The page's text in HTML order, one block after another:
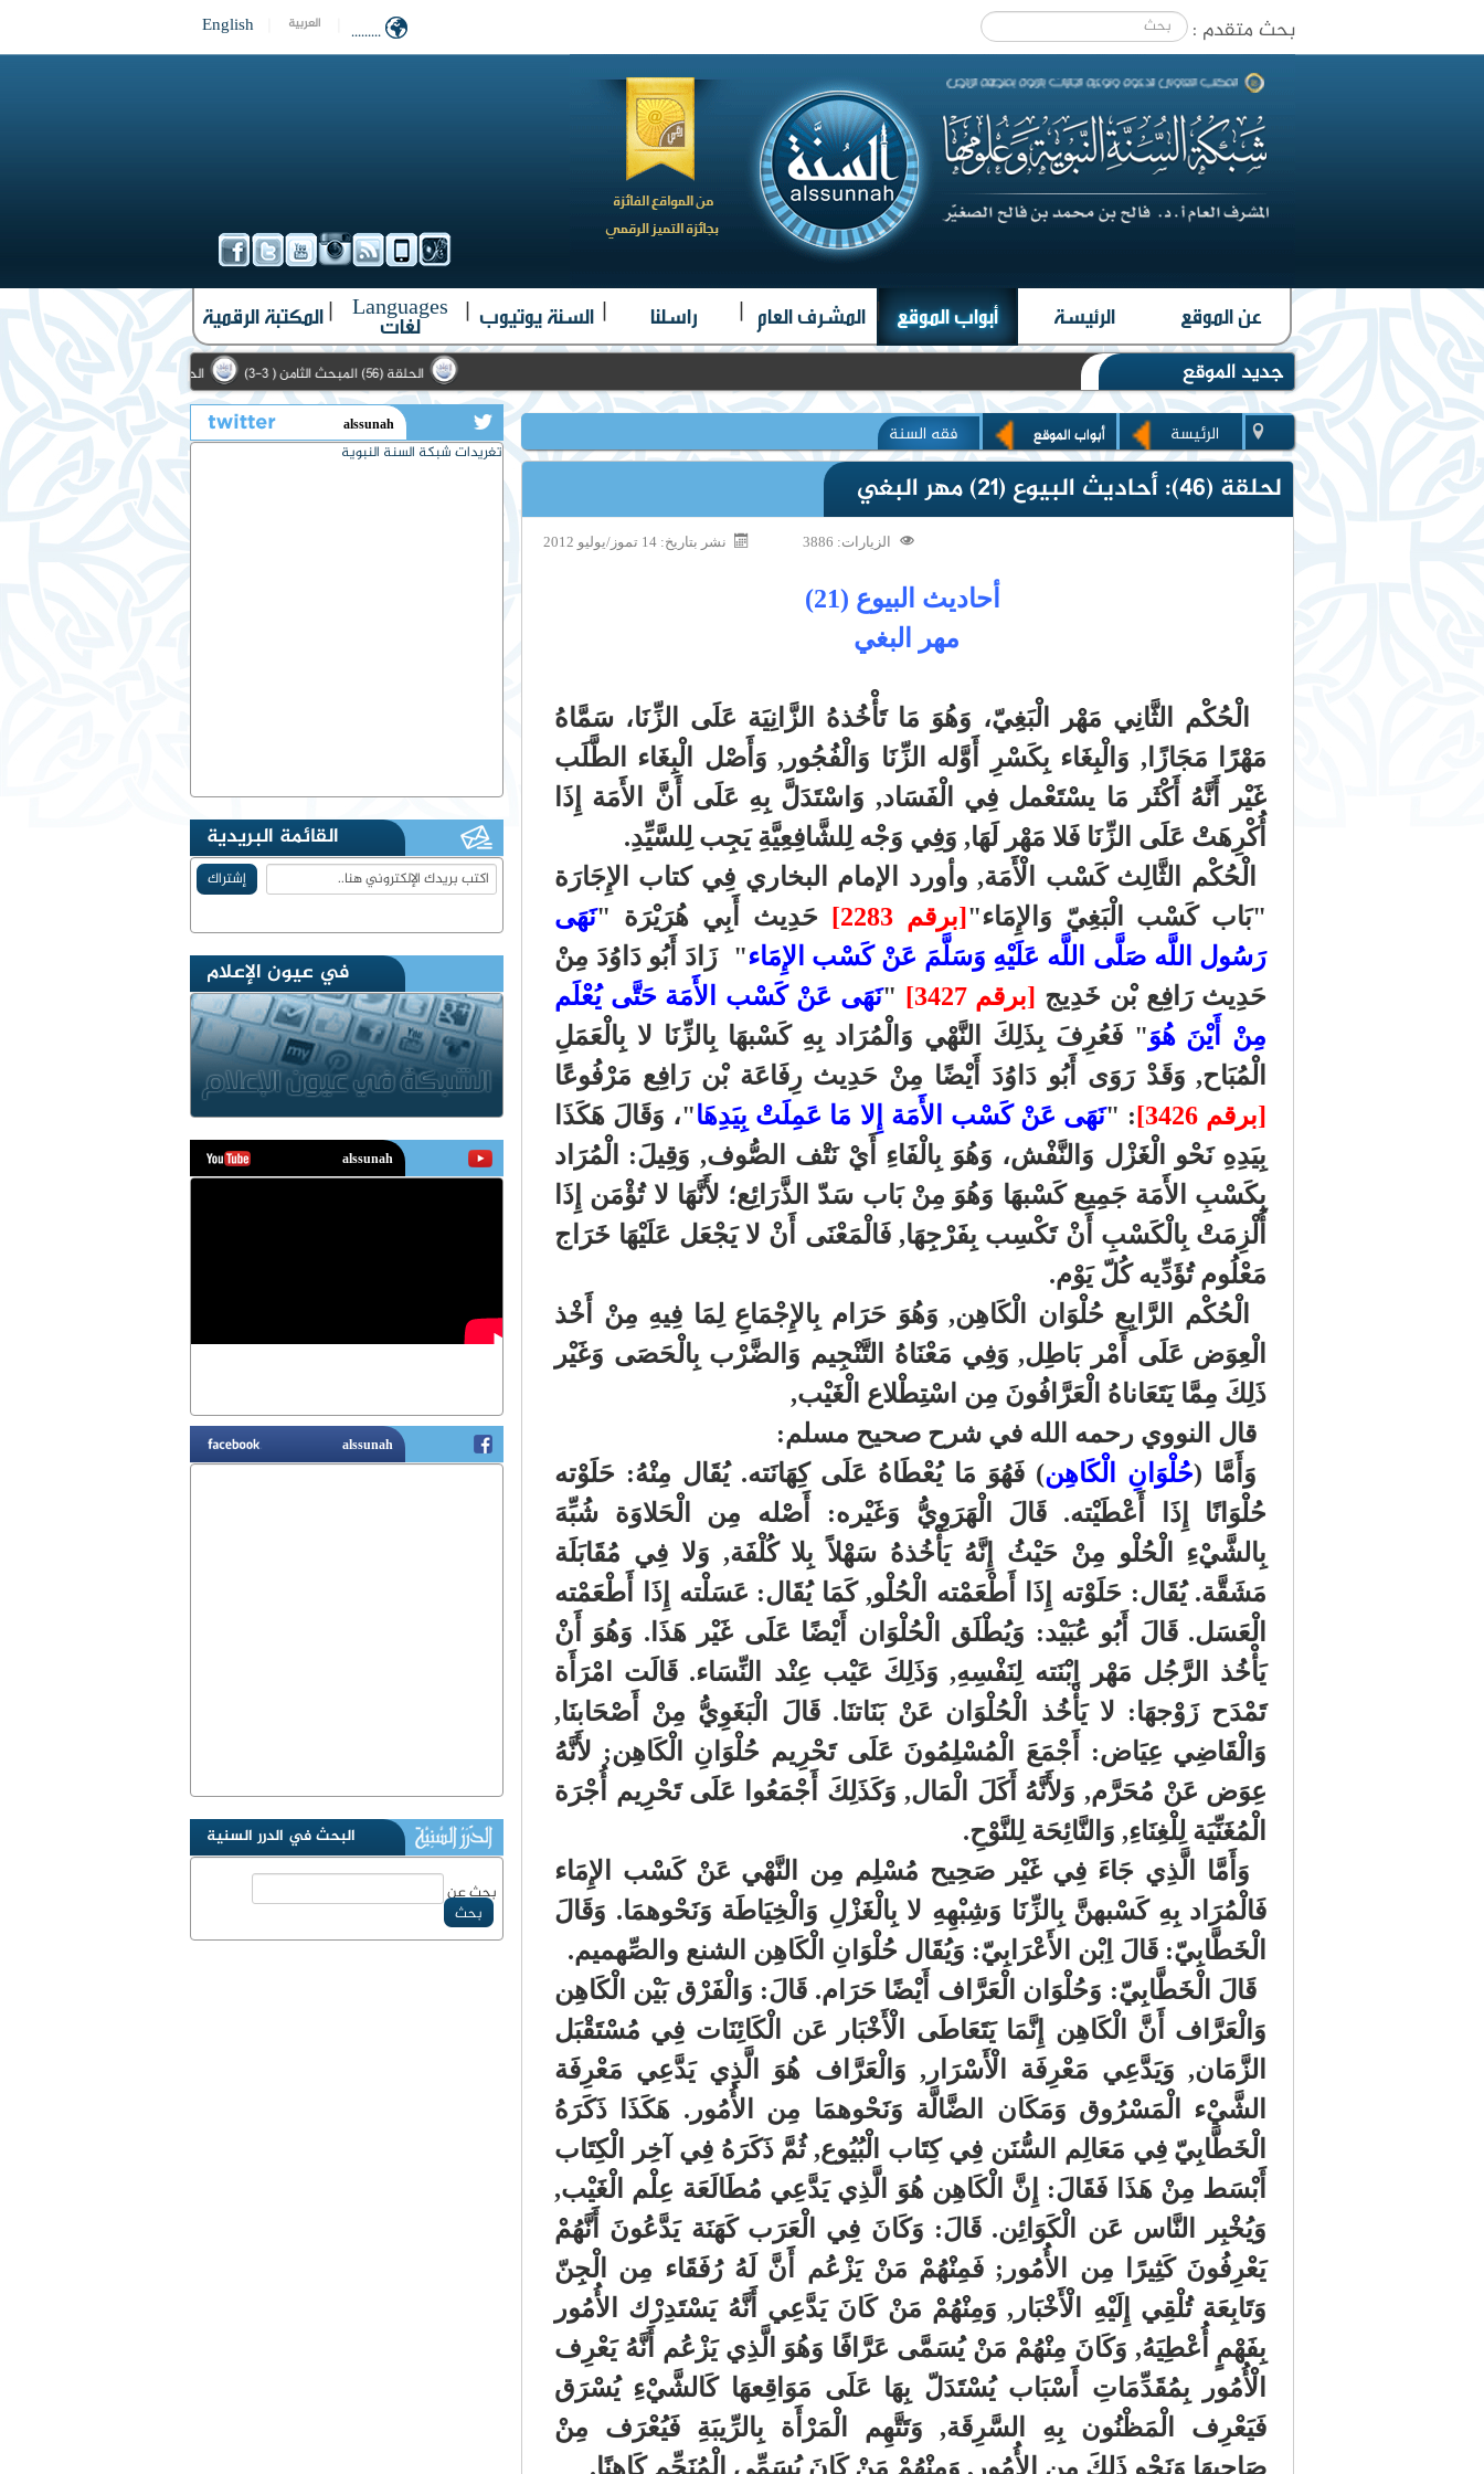
بحث متقدم : English العربية .........
عن الموقع الرئيسة أبواب الموقع | المشرف العام | راسلنا | السنة يوتيوب |
Languages
لغات |المكتبة الرقمية
جديد الموقع
الحلقة (56) المبحث الثامن ( 3-3) الحلقة (10) الأمثال الواردة في حديث الحارث الأشعري (1-3)
الرئيسة أبواب الموقع فقه السنة
لحلقة (46): أحاديث البيوع (21) مهر البغي
نشر بتاريخ: 14 تموز/يوليو 2012 الزيارات: 3886
أحاديث البيوع (21)
مهر البغي
الْحُكْم الثَّانِي مَهْر الْبَغِيّ، وَهُوَ مَا تَأْخُذهُ الزَّانِيَة عَلَى الزِّنَا، سَمَّاهُ
مَهْرًا مَجَازًا, وَالْبِغَاء بِكَسْرِ أَوَّله الزِّنَا وَالْفُجُور, وَأَصْل الْبِغَاء الطَّلَب
غَيْر أَنَّهُ أَكْثَر مَا يسْتَعْمل فِي الْفَسَاد, وَاسْتَدَلَّ بِهِ عَلَى أَنَّ الأَمَة إِذَا
أُكْرِهَتْ عَلَى الزِّنَا فَلا مَهْر لَهَا, وَفِي وَجْه لِلشَّافِعِيَّةِ يَجِب لِلسَّيِّدِ.
الْحُكْم الثَّالِث كَسْب الْأَمَة, وأورد الإمام البخاري فِي كتاب الإِجَارَة
"بَاب كَسْب الْبَغِيّ وَالإِمَاء"[برقم 2283] حَدِيث أَبِي هُرَيْرَة "نَهَى
رَسُول اللَّه صَلَّى اللَّه عَلَيْهِ وَسَلَّمَ عَنْ كَسْب الإِمَاء" زَادَ أَبُو دَاوُدَ مِنْ
حَدِيث رَافِع بْن خَدِيج [برقم 3427] "نَهَى عَنْ كَسْب الأَمَة حَتَّى يُعْلَم
مِنْ أَيْنَ هُوَ" فَعُرِفَ بِذَلِكَ النَّهْي وَالْمُرَاد بِهِ كَسْبهَا بِالزِّنَا لا بِالْعَمَلِ
الْمُبَاح, وَقَدْ رَوَى أَبُو دَاوُدَ أَيْضًا مِنْ حَدِيث رِفَاعَة بْن رَافِع مَرْفُوعًا
[برقم 3426]
: "نَهَى عَنْ كَسْب الأَمَة إِلا مَا عَمِلَتْ بِيَدِهَا"، وَقَالَ هَكَذَا
بِيَدِهِ نَحْو الْغَزْل وَالنَّفْش، وَهُوَ بِالْفَاءِ أَيْ نَتْف الصُّوف, وَقِيلَ: الْمُرَاد
بِكَسْبِ الأَمَة جَمِيع كَسْبهَا وَهُوَ مِنْ بَاب سَدّ الذَّرَائِع؛ لأَنَّهَا لا تُؤْمَن إِذَا
أُلْزِمَتْ بِالْكَسْبِ أَنْ تَكْسِب بِفَرْجِهَا, فَالْمَعْنَى أَنْ لا يَجْعَل عَلَيْهَا خَرَاج
مَعْلُوم تُؤَدِّيه كُلّ يَوْم.
الْحُكْم الرَّابِع حُلْوَان الْكَاهِن, وَهُوَ حَرَام بِالإِجْمَاعِ لِمَا فِيهِ مِنْ أَخْذ
الْعِوَض عَلَى أَمْر بَاطِل, وَفِي مَعْنَاهُ التَّنْجِيم وَالضَّرْب بِالْحَصَى وَغَيْر
ذَلِكَ مِمَّا يَتَعَاناهُ الْعَرَّافُونَ مِن اسْتِطْلاع الْغَيْب,
قال النووي رحمه الله في شرح صحيح مسلم:
وَأَمَّا (حُلْوَانِ الْكَاهِن) فَهُوَ مَا يُعْطَاهُ عَلَى كِهَانَته. يُقَال مِنْهُ: حَلَوْته
حُلْوَانًا إِذَا أَعْطَيْته. قَالَ الْهَرَوِيُّ وَغَيْره: أَصْله مِن الْحَلاوَة شُبِّهَ
بِالشَّيْءِ الْحُلْو مِنْ حَيْثُ إِنَّهُ يَأْخُذهُ سَهْلاً بِلا كُلْفَة, وَلا فِي مُقَابَلَة
مَشَقَّة. يُقَال: حَلَوْته إِذَا أَطْعَمْته الْحُلْو, كَمَا يُقَال: عَسَلْته إِذَا أَطْعَمْته
الْعَسَل. قَالَ أَبُو عُبَيْد: وَيُطْلَق الْحُلْوَان أَيْضًا عَلَى غَيْر هَذَا. وَهُوَ أَنْ
يَأْخُذ الرَّجُل مَهْر اِبْنَته لِنَفْسِهِ, وَذَلِكَ عَيْب عِنْد النِّسَاء. قَالَت امْرَأَة
تَمْدَح زَوْجهَا: لا يَأْخُذ الْحُلْوَان عَنْ بَنَاتنَا. قَالَ الْبَغَوِيُّ مِنْ أَصْحَابنَا,
وَالْقَاضِي عِيَاض: أَجْمَعَ الْمُسْلِمُونَ عَلَى تَحْرِيم حُلْوَانِ الْكَاهِن; لأَنَّهُ
عِوَض عَنْ مُحَرَّم, وَلأَنَّهُ أَكَلَ الْمَال, وَكَذَلِكَ أَجْمَعُوا عَلَى تَحْرِيم أُجْرَة
الْمُغَنِّيَة لِلْغِنَاءِ, وَالنَّائِحَة لِلنَّوْحِ.
وَأَمَّا الَّذِي جَاءَ فِي غَيْر صَحِيح مُسْلِم مِن النَّهْي عَنْ كَسْب الإِمَاء
فَالْمُرَاد بِهِ كَسْبهنَّ بِالزِّنَا وَشِبْهِهِ لا بِالْغَزْلِ وَالْخِيَاطَة وَنَحْوهمَا. وَقَالَ
الْخَطَّابِيّ: قَالَ اِبْن الأَعْرَابِيّ: وَيُقَال حُلْوَانِ الْكَاهِن الشنع والصِّهميم.
قَالَ الْخَطَّابِيّ: وَحُلْوَان الْعَرَّاف أَيْضًا حَرَام. قَالَ: وَالْفَرْق بَيْن الْكَاهِن
وَالْعَرَّاف أَنَّ الْكَاهِن إِنَّمَا يَتَعَاطَى الْأَخْبَار عَن الْكَائِنَات فِي مُسْتَقْبَل
الزَّمَان, وَيَدَّعِي مَعْرِفَة الْأَسْرَار, وَالْعَرَّاف هُوَ الَّذِي يَدَّعِي مَعْرِفَة
الشَّيْء الْمَسْرُوق وَمَكَان الضَّالَّة وَنَحْوهمَا مِن الأُمُور. هَكَذَا ذَكَرَهُ
الْخَطَّابِيّ فِي مَعَالِم السُّنَن فِي كِتَاب الْبُيُوع, ثُمَّ ذَكَرَهُ فِي آخِر الْكِتَاب
أَبْسَط مِنْ هَذَا فَقَالَ: إِنَّ الْكَاهِن هُوَ الَّذِي يَدَّعِي مُطَالَعَة عِلْم الْغَيْب,
وَيُخْبِر النَّاس عَن الْكَوَائِن. قَالَ: وَكَانَ فِي الْعَرَب كَهَنَة يَدَّعُونَ أَنَّهُمْ
يَعْرِفُونَ كَثِيرًا مِن الأُمُور; فَمِنْهُمْ مَنْ يَزْعُم أَنَّ لَهُ رُفَقَاء مِن الْجِنّ
وَتَابِعَة تُلْقِي إِلَيْهِ الْأَخْبَار, وَمِنْهُمْ مَنْ كَانَ يَدَّعِي أَنَّهُ يَسْتَدِرْك الأُمُور
بِفَهْمٍ أُعْطِيَهُ, وَكَانَ مِنْهُمْ مَنْ يُسَمَّى عَرَّافًا وَهُوَ الَّذِي يَزْعُم أَنَّهُ يَعْرِف
الْأُمُور بِمُقَدِّمَاتِ أَسْبَاب يُسْتَدَلّ بِهَا عَلَى مَوَاقِعهَا كَالشَّيْءِ يُسْرَق
فَيَعْرِف الْمَظْنُون بِهِ السَّرِقَة, وَتَتَّهِم الْمَرْأَة بِالرِّيبَةِ فَيُعْرَف مِنْ
صَاحِبهَا وَنَحْو ذَلِكَ مِن الأُمُور, وَمِنْهُمْ مَنْ كَانَ يُسَمِّي الْمُنَجِّم كَاهِنًا.
تغريدات شبكة السنة النبوية
القائمة البريدية
في عيون الإعلام
البحث في الدرر السنية
بحث عن
بحث